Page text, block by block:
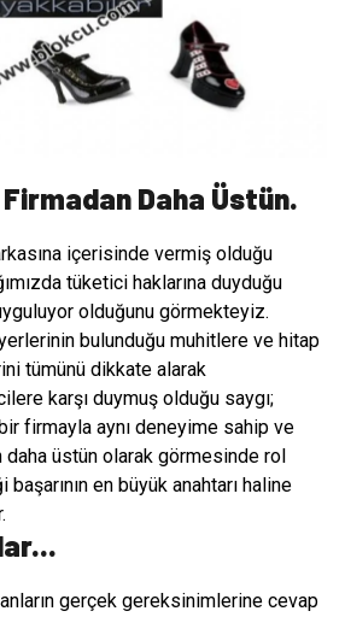
Daha Üstün.
içerisinde vermiş olduğu
tüketici haklarına duyduğu
olduğunu görmekteyiz.
bulunduğu muhitlere ve hitap
tümünü dikkate alarak
karşı duymuş olduğu saygı;
firmayla aynı deneyime sahip ve
üstün olarak görmesinde rol
en büyük anahtarı haline
gerçek gereksinimlerine cevap